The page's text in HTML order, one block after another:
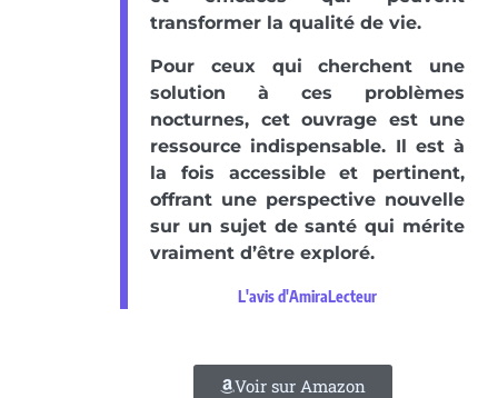
transformer la qualité de vie.
Pour ceux qui cherchent une
solution à ces problèmes
nocturnes, cet ouvrage est une
ressource indispensable. Il est à
la fois accessible et pertinent,
offrant une perspective nouvelle
sur un sujet de santé qui mérite
vraiment d’être exploré.
L'avis d'AmiraLecteur
Voir sur Amazon